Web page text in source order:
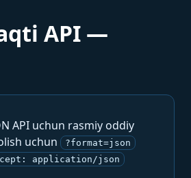
API —
API uchun rasmiy oddiy
uchun
?format=json
application/json